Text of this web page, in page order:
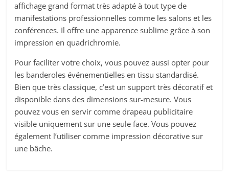
affichage grand format très adapté à tout type de
manifestations professionnelles comme les salons et les
conférences. Il offre une apparence sublime grâce à son
impression en quadrichromie.
Pour faciliter votre choix, vous pouvez aussi opter pour
les banderoles événementielles en tissu standardisé.
Bien que très classique, c’est un support très décoratif et
disponible dans des dimensions sur-mesure. Vous
pouvez vous en servir comme drapeau publicitaire
visible uniquement sur une seule face. Vous pouvez
également l’utiliser comme impression décorative sur
une bâche.